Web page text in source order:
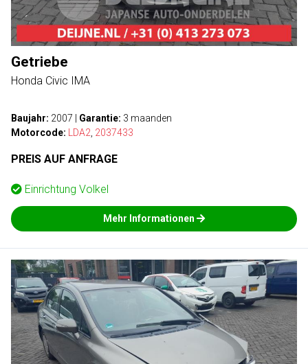
Getriebe
Honda Civic IMA
Baujahr: 2007 Garantie: 3 maanden
Motorcode:
LDA2 2037433
PREIS AUF ANFRAGE
Einrichtung Volkel
Mehr Informationen